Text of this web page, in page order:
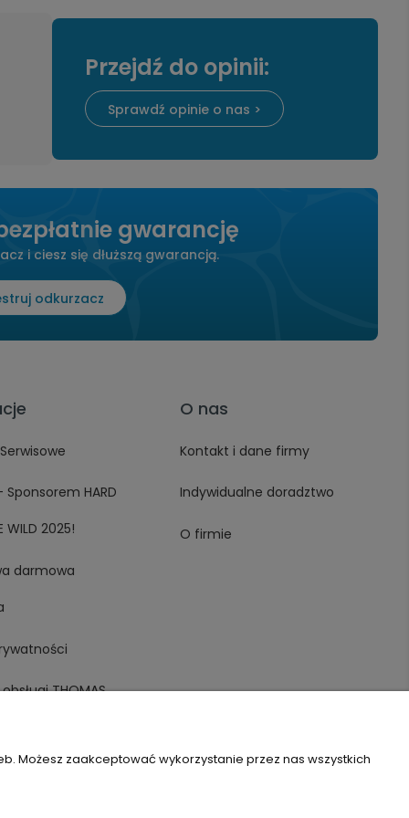
Przejdź do opinii:
Sprawdź opinie o nas >
gwarancję
i ciesz się dłuższą gwarancją.
odkurzacz
Sponsorem HARD
WILD 2025!
darmowa
THOMAS
O nas
Kontakt i dane firmy
Indywidualne doradztwo
O firmie
Możesz zaakceptować wykorzystanie przez nas wszystkich